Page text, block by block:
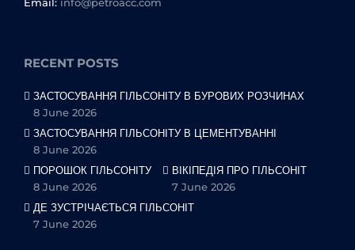
RECENT POSTS
ЗАСТОСУВАННЯ ГІЛЬСОНІТУ В БУРОВИХ РОЗЧИНАХ
8 June 2026
ЗАСТОСУВАННЯ ГІЛЬСОНІТУ В ЦЕМЕНТУВАННІ
8 June 2026
ПОРОШОК ГІЛЬСОНІТУ
8 June 2026
ВІКІПЕДІЯ ПРО ГІЛЬСОНІТ
7 June 2026
ДЕ ЗУСТРІЧАЄТЬСЯ ГІЛЬСОНІТ
7 June 2026